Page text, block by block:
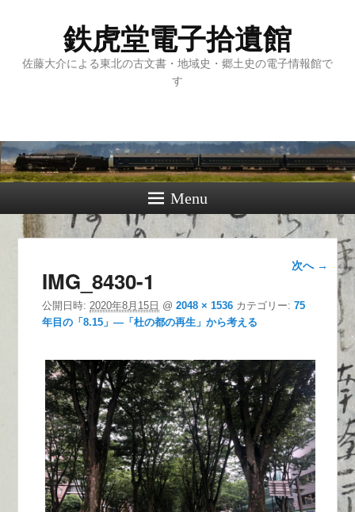
鉄虎堂電子拾遺館
佐藤大介による東北の古文書・地域史・郷土史の電子情報館で
す
Menu
画像ナ
ビゲー
次へ →
IMG_8430-1
公開日時: 2020年8月15日 @2048 × 1536 カテゴリー:75
年目の「8.15」―「杜の都の再生」から考える